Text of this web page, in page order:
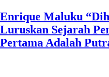
Enrique Maluku
Luruskan Sejarah
Pertama Adalah